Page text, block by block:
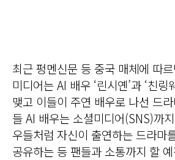
최근 펑멘신문 등 중국 매체에 따
미디어는 AI 배우 ‘린시옌’과 ‘친링
맺고 이들이 주연 배우로 나선 드
들 AI 배우는 소셜미디어(SNS)까
우들처럼 자신이 출연하는 드라마
공유하는 등 팬들과 소통까지 할